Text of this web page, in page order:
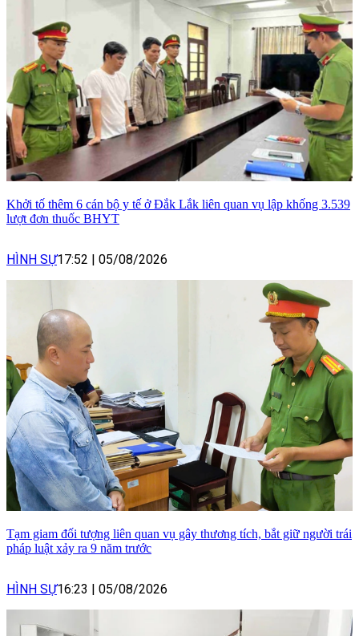
Khởi tố thêm 6 cán bộ y tế ở Đắk Lắk liên quan vụ lập khống 3.539
lượt đơn thuốc BHYT
HÌNH SỰ17:52 05/08/2026
Tạm giam đối tượng liên quan vụ gây thương tích, bắt giữ người trái
pháp luật xảy ra 9 năm trước
HÌNH SỰ16:23 05/08/2026